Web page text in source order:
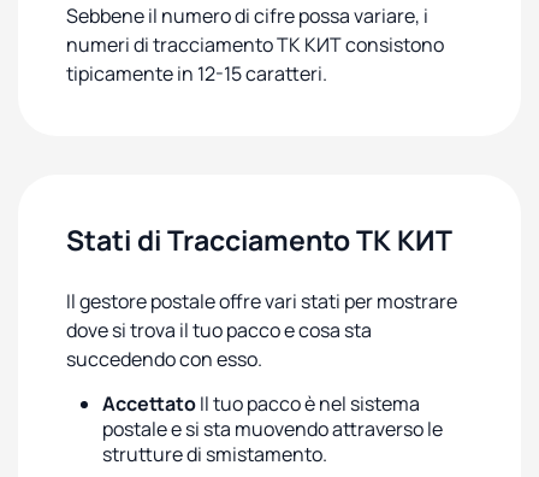
Sebbene il numero di cifre possa variare, i
numeri di tracciamento ТК КИТ consistono
tipicamente in 12-15 caratteri.
Stati di Tracciamento ТК КИТ
Il gestore postale offre vari stati per mostrare
dove si trova il tuo pacco e cosa sta
succedendo con esso.
AccettatoIl tuo pacco è nel sistema
postale e si sta muovendo attraverso le
strutture di smistamento.